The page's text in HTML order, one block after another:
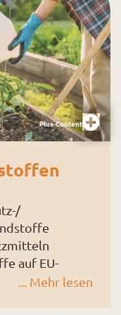
Welche
nötig?
aktiv
auf EU-
den EU-
... Mehr lesen
Plus-Content